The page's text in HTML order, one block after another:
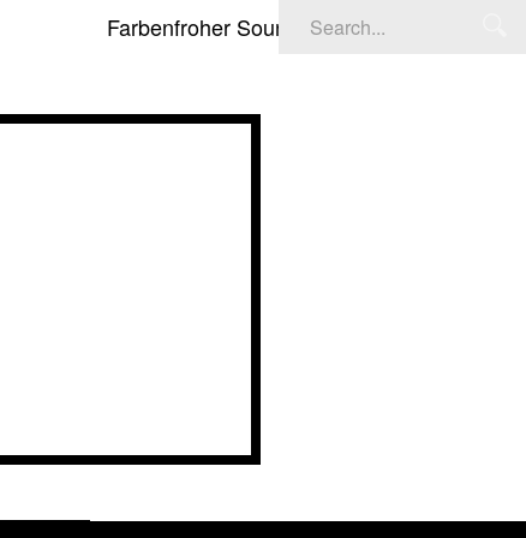
Farbenfroher Soundtrack: Deadpool & Wolverine
–